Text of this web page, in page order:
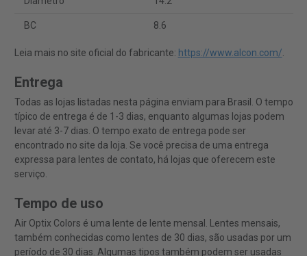
BC 8.6
Leia mais no site oficial do fabricante: https://www.alcon.com/.
Entrega
Todas as lojas listadas nesta página enviam para Brasil. O tempo
típico de entrega é de 1-3 dias, enquanto algumas lojas podem
levar até 3-7 dias. O tempo exato de entrega pode ser
encontrado no site da loja. Se você precisa de uma entrega
expressa para lentes de contato, há lojas que oferecem este
serviço.
Tempo de uso
Air Optix Colors é uma lente de lente mensal. Lentes mensais,
também conhecidas como lentes de 30 dias, são usadas por um
período de 30 dias. Algumas tipos também podem ser usadas